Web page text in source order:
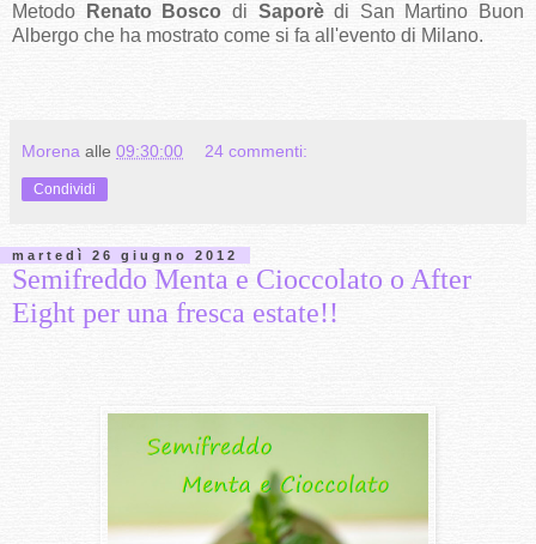
Metodo
Renato Bosco di Saporèdi San Martino Buon
Albergo che ha mostrato come si fa all'evento di Milano.
Morena alle 09:30:00 24 commenti:
Condividi
martedì 26 giugno 2012
Semifreddo Menta e Cioccolato o After
Eight per una fresca estate!!